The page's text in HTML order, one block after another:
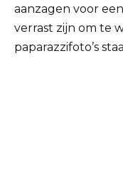
aanzagen voor
verrast zijn om te
paparazzifoto’s